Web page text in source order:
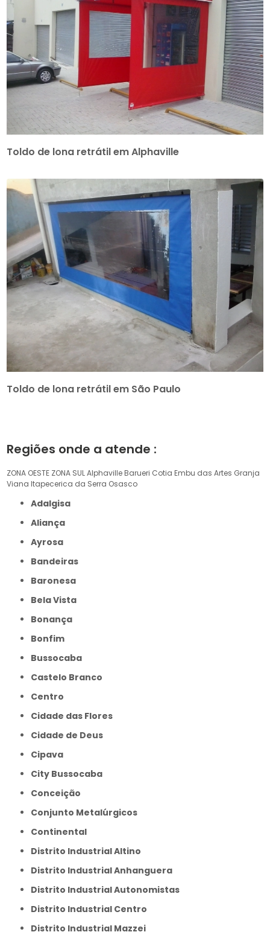
Toldo de lona retrátil em Alphaville
Toldo de lona retrátil em São Paulo
Regiões onde a atende :
ZONA OESTE ZONA SULAlphaville Barueri Cotia Embu das Artes Granja
Viana Itapecerica da Serra Osasco
Adalgisa
Aliança
Ayrosa
Bandeiras
Baronesa
Bela Vista
Bonança
Bonfim
Bussocaba
Castelo Branco
Centro
Cidade das Flores
Cidade de Deus
Cipava
City Bussocaba
Conceição
Conjunto Metalúrgicos
Continental
Distrito Industrial Altino
Distrito Industrial Anhanguera
Distrito Industrial Autonomistas
Distrito Industrial Centro
Distrito Industrial Mazzei